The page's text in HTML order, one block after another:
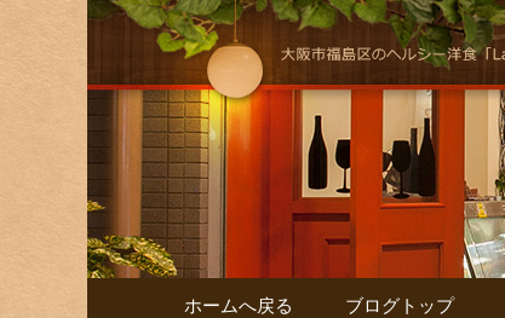
自然派
大阪福島にある美味し
けします！
コンテンツへ移動
ホームへ戻る ブログトップ